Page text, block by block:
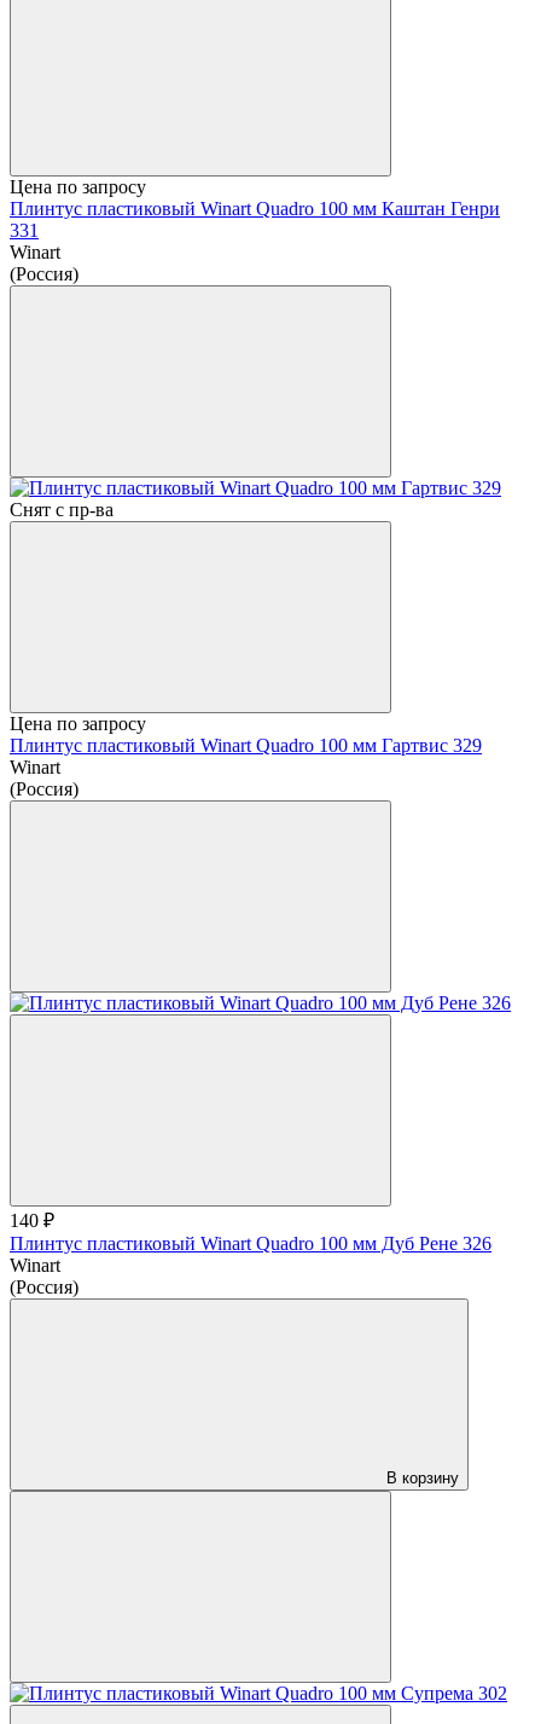
Цена по запросу
Плинтус пластиковый Winart Quadro 100 мм Каштан Генри
331
Winart
(Россия)
Снят с пр-ва
Цена по запросу
Плинтус пластиковый Winart Quadro 100 мм Гартвис 329
Winart
(Россия)
140 ₽
Плинтус пластиковый Winart Quadro 100 мм Дуб Рене 326
Winart
(Россия)
В корзину